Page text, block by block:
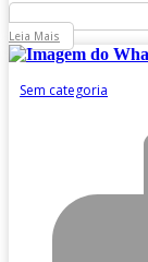
Leia Mais
Sem categoria